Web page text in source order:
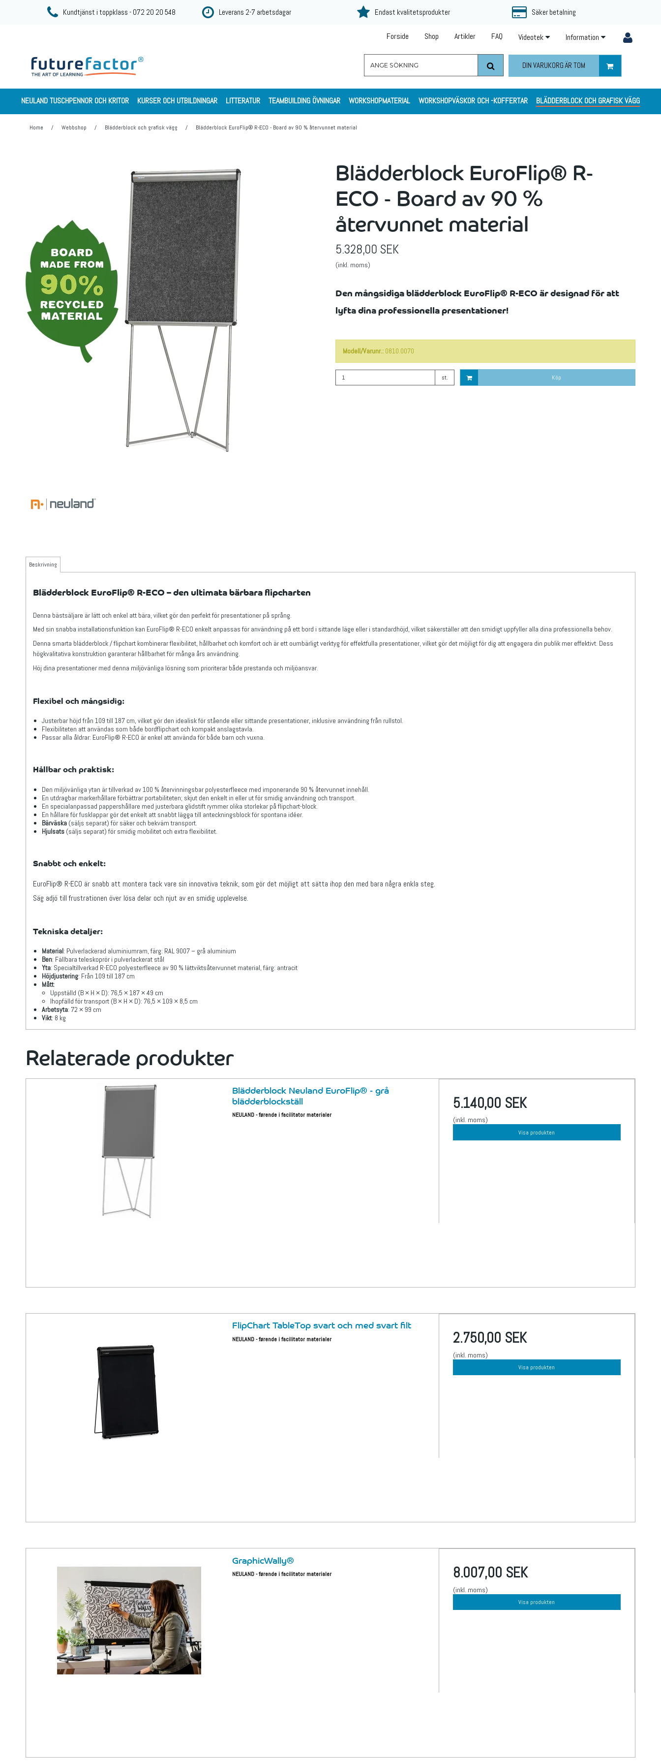
Kundtjänst i toppklass - 072 20 20 548 Leverans 2-7 arbetsdagar Endast kvalitetsprodukter Säker betalning
Information
Videotek
FAQ
Artikler
Shop
Forside
DIN VARUKORG ÄR TOM
NEULAND TUSCHPENNOR OCH KRITOR KURSER OCH UTBILDNINGAR LITTERATUR TEAMBUILDING ÖVNINGAR WORKSHOPMATERIAL WORKSHOPVÄSKOR OCH -KOFFERTAR BLÄDDERBLOCK OCH GRAFISK VÄGG
Home / Webbshop / Blädderblock och grafisk vägg / Blädderblock EuroFlip® R-ECO - Board av 90 % återvunnet material
Blädderblock EuroFlip® R-
ECO - Board av 90 %
återvunnet material
5.328,00 SEK
(inkl. moms)
Den mångsidiga blädderblock EuroFlip® R-ECO är designad för att
lyfta dina professionella presentationer!
Modell/Varunr.: 0810.0070
st. Köp
Beskrivning
Blädderblock EuroFlip® R-ECO – den ultimata bärbara flipcharten
Denna bästsäljare är lätt och enkel att bära, vilket gör den perfekt för presentationer på språng.
Med sin snabba installationsfunktion kan EuroFlip® R-ECO enkelt anpassas för användning på ett bord i sittande läge eller i standardhöjd, vilket säkerställer att den smidigt uppfyller alla dina professionella behov.
Denna smarta blädderblock / flipchart kombinerar flexibilitet, hållbarhet och komfort och är ett oumbärligt verktyg för effektfulla presentationer, vilket gör det möjligt för dig att engagera din publik mer effektivt. Dess
högkvalitativa konstruktion garanterar hållbarhet för många års användning.
Höj dina presentationer med denna miljövänliga lösning som prioriterar både prestanda och miljöansvar.
Flexibel och mångsidig:
Justerbar höjd från 109 till 187 cm, vilket gör den idealisk för stående eller sittande presentationer, inklusive användning från rullstol.
Flexibiliteten att användas som både bordflipchart och kompakt anslagstavla.
Passar alla åldrar: EuroFlip® R-ECO är enkel att använda för både barn och vuxna.
Hållbar och praktisk:
Den miljövänliga ytan är tillverkad av 100 % återvinningsbar polyesterfleece med imponerande 90 % återvunnet innehåll.
En utdragbar markerhållare förbättrar portabiliteten; skjut den enkelt in eller ut för smidig användning och transport.
En specialanpassad pappershållare med justerbara glidstift rymmer olika storlekar på flipchart-block.
En hållare för fusklappar gör det enkelt att snabbt lägga till anteckningsblock för spontana idéer.
Bärväska(säljs separat) för säker och bekväm transport.
Hjulsats(säljs separat) för smidig mobilitet och extra flexibilitet.
Snabbt och enkelt:
EuroFlip® R-ECO är snabb att montera tack vare sin innovativa teknik, som gör det möjligt att sätta ihop den med bara några enkla steg.
Säg adjö till frustrationen över lösa delar och njut av en smidig upplevelse.
Tekniska detaljer:
Material: Pulverlackerad aluminiumram, färg: RAL 9007 – grå aluminium
Ben: Fällbara teleskoprör i pulverlackerat stål
Yta: Specialtillverkad R-ECO polyesterfleece av 90 % lättviktsåtervunnet material, färg: antracit
Höjdjustering: Från 109 till 187 cm
Mått:
Uppställd (B × H × D): 76,5 × 187 × 49 cm
Ihopfälld för transport (B × H × D): 76,5 × 109 × 8,5 cm
Arbetsyta: 72 × 99 cm
Vikt: 8 kg
Relaterade produkter
Blädderblock Neuland EuroFlip® - grå
blädderblockställ
NEULAND - førende i facilitator materialer
5.140,00 SEK
(inkl. moms)
Visa produkten
FlipChart TableTop svart och med svart filt
NEULAND - førende i facilitator materialer 2.750,00 SEK
(inkl. moms)
Visa produkten
GraphicWally®
NEULAND - førende i facilitator materialer 8.007,00 SEK
(inkl. moms)
Visa produkten